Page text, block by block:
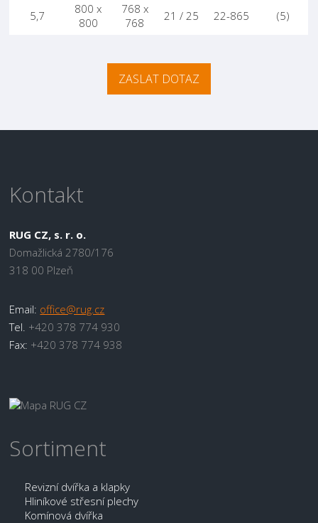
5,7
800 x
800
768 x
768
21 / 25 22-865 (5)
ZASLAT DOTAZ
Kontakt
RUG CZ, s. r. o.
Domažlická 2780/176
318 00 Plzeň
Email: office@rug.cz
Tel. +420 378 774 930
Fax: +420 378 774 938
Sortiment
Revizní dvířka a klapky
Hliníkové střesní plechy
Komínová dvířka